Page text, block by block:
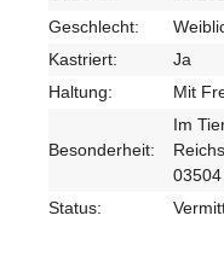
Geschlecht:
Kastriert:
Ja
Haltung:
Mit
Besonderheit:
Im
Status: